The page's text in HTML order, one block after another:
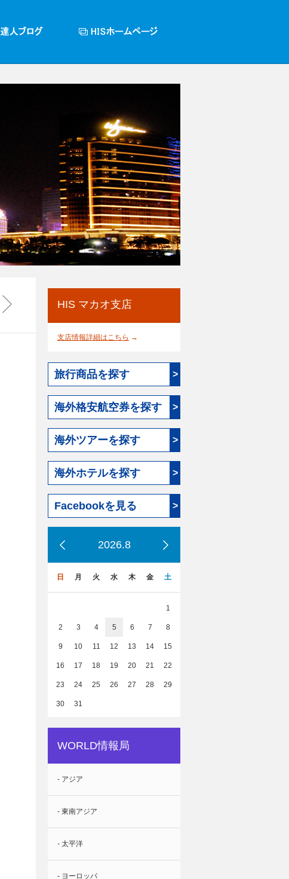
HIS マカオ支店
支店情報詳細はこちら →
旅行商品を探す >
海外格安航空券を探す >
海外ツアーを探す >
海外ホテルを探す >
Facebookを見る >
2026.8
日 月 火 水 木 金 土
1
2 3 4 5 6 7 8
9 10 11 12 13 14 15
16 17 18 19 20 21 22
23 24 25 26 27 28 29
30 31
WORLD情報局
- アジア
- 東南アジア
- 太平洋
- ヨーロッパ